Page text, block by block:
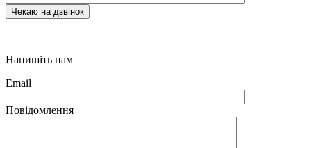
Напишіть нам
Email
Повідомлення